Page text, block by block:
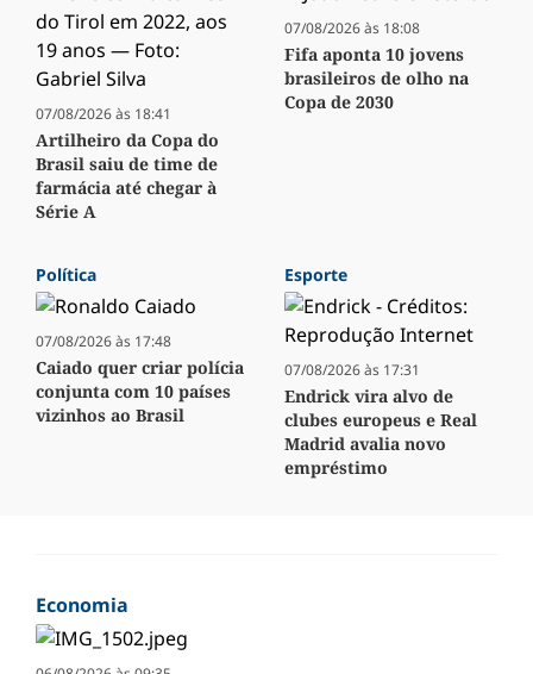
07/08/2026 às 18:41
Artilheiro da Copa do
Brasil saiu de time de
farmácia até chegar à
Série A
07/08/2026 às 18:08
Fifa aponta 10 jovens
brasileiros de olho na
Copa de 2030
Política
07/08/2026 às 17:48
Caiado quer criar polícia
conjunta com 10 países
vizinhos ao Brasil
Esporte
07/08/2026 às 17:31
Endrick vira alvo de
clubes europeus e Real
Madrid avalia novo
empréstimo
Economia